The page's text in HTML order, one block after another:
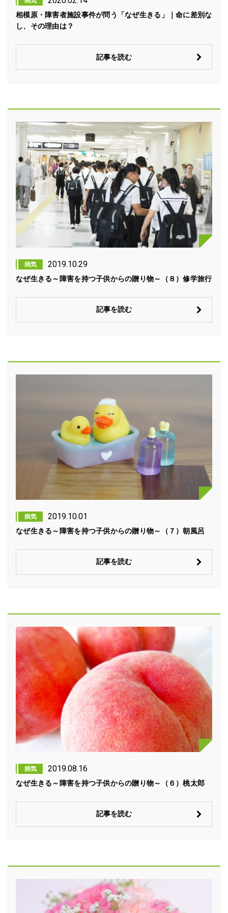
相模原・障害者施設事件が問う「なぜ生きる」｜命に差別な
し、その理由は？
記事を読む
病気 2019.10.29
なぜ生きる～障害を持つ子供からの贈り物～（８）修学旅行
記事を読む
病気 2019.10.01
なぜ生きる～障害を持つ子供からの贈り物～（７）朝風呂
記事を読む
病気 2019.08.16
なぜ生きる～障害を持つ子供からの贈り物～（６）桃太郎
記事を読む